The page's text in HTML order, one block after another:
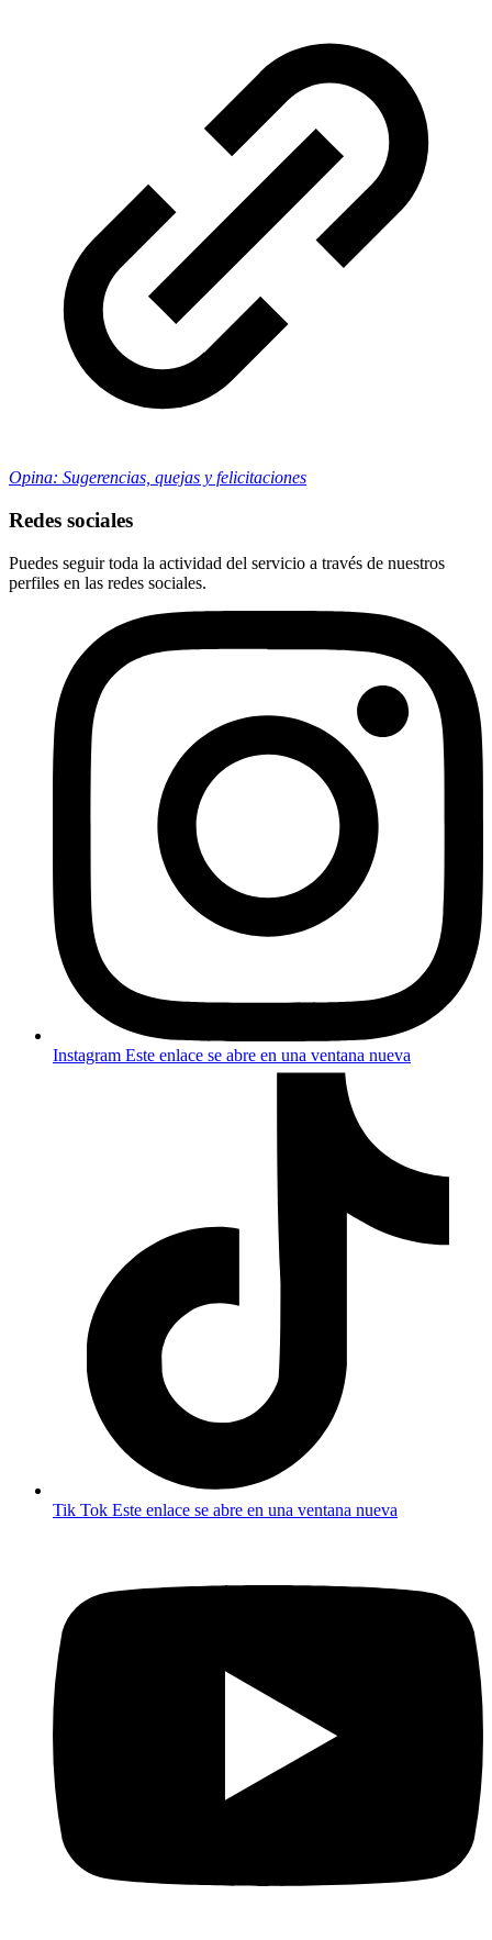
Opina: Sugerencias, quejas y felicitaciones
Redes sociales
Puedes seguir toda la actividad del servicio a través de nuestros
perfiles en las redes sociales.
Instagram Este enlace se abre en una ventana nueva
Tik Tok Este enlace se abre en una ventana nueva